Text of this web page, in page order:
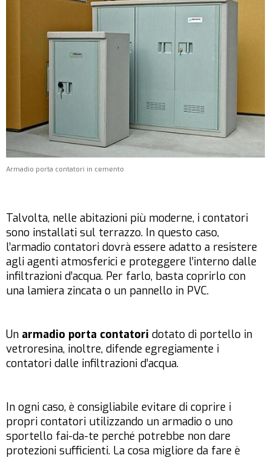
Armadio porta contatori in cemento
Talvolta, nelle abitazioni più moderne, i contatori
sono installati sul terrazzo. In questo caso,
l’armadio contatori dovrà essere adatto a resistere
agli agenti atmosferici e proteggere l’interno dalle
infiltrazioni d’acqua. Per farlo, basta coprirlo con
una lamiera zincata o un pannello in PVC.
Un armadio porta contatori dotato di portello in
vetroresina, inoltre, difende egregiamente i
contatori dalle infiltrazioni d’acqua.
In ogni caso, è consigliabile evitare di coprire i
propri contatori utilizzando un armadio o uno
sportello fai-da-te perché potrebbe non dare
protezioni sufficienti. La cosa migliore da fare è